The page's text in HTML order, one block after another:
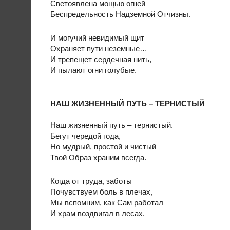
Светоявлена мощью огней
Беспредельность Надземной Отчизны.
И могучий невидимый щит
Охраняет пути неземные…
И трепещет сердечная нить,
И пылают огни голубые.
НАШ ЖИЗНЕННЫЙ ПУТЬ – ТЕРНИСТЫЙ
Наш жизненный путь – тернистый.
Бегут чередой года,
Но мудрый, простой и чистый
Твой Образ храним всегда.
Когда от труда, заботы
Почувствуем боль в плечах,
Мы вспомним, как Сам работал
И храм воздвигал в лесах.